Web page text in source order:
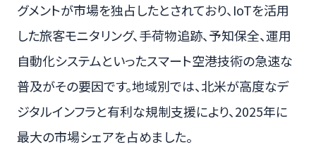
グメントが市場を独占したとされており、IoTを活用
した旅客モニタリング、手荷物追跡、予知保全、運用
自動化システムといったスマート空港技術の急速な
普及がその要因です。地域別では、北米が高度なデ
ジタルインフラと有利な規制支援により、2025年に
最大の市場シェアを占めました。